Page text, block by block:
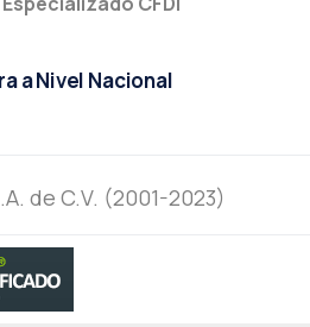
a Nivel Nacional
de C.V. (2001-2023)